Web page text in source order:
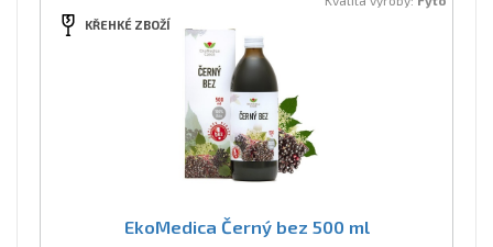
KŘEHKÉ ZBOŽÍ
EkoMedica Černý bez 500 ml